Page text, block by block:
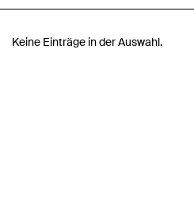
Keine Einträge in der Auswahl.